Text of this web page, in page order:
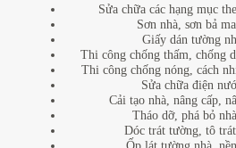
Sửa chữa các hạng mục
Sơn nhà, sơn bả
Giấy dán tường
Thi công chống thấm, chống
Thi công chống nóng, cách
Sửa chữa điện
Cải tạo nhà, nâng cấp,
Tháo dỡ, phá bỏ
Dóc trát tường, tô
Ốp lát tường nhà,